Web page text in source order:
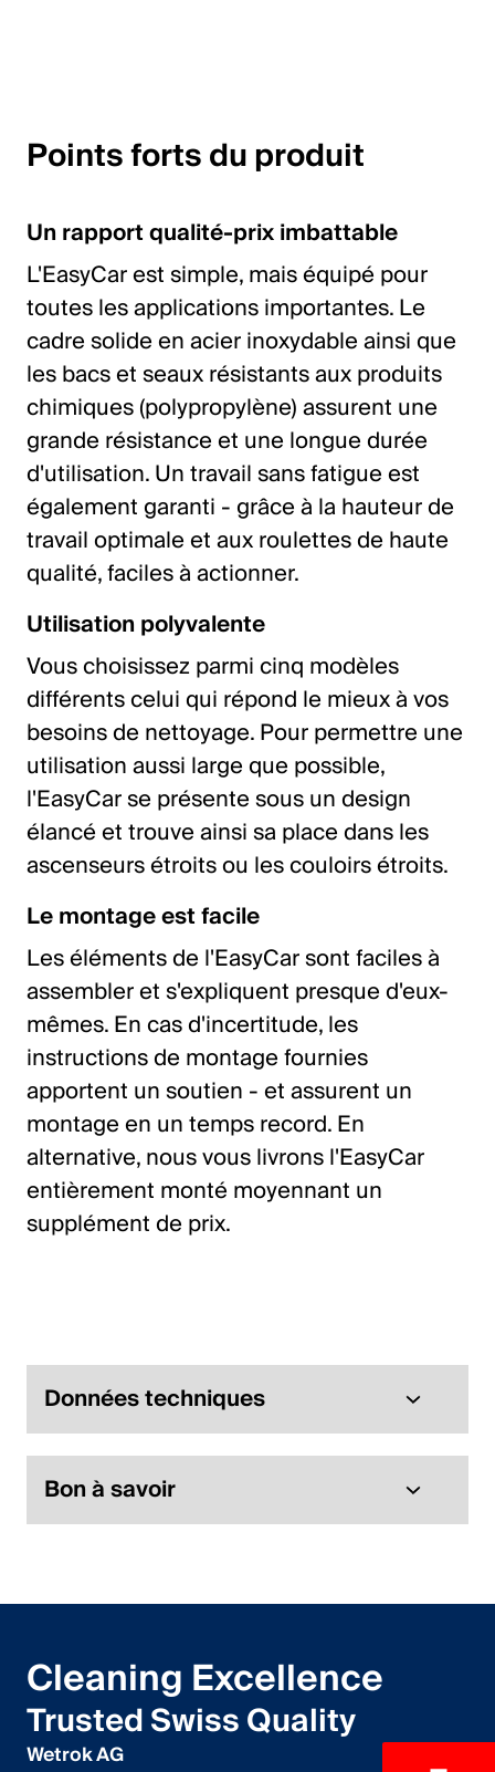
Points forts du produit
Un rapport qualité-prix imbattable
L'EasyCar est simple, mais équipé pour
toutes les applications importantes. Le
cadre solide en acier inoxydable ainsi que
les bacs et seaux résistants aux produits
chimiques (polypropylène) assurent une
grande résistance et une longue durée
d'utilisation. Un travail sans fatigue est
également garanti - grâce à la hauteur de
travail optimale et aux roulettes de haute
qualité, faciles à actionner.
Utilisation polyvalente
Vous choisissez parmi cinq modèles
différents celui qui répond le mieux à vos
besoins de nettoyage. Pour permettre une
utilisation aussi large que possible,
l'EasyCar se présente sous un design
élancé et trouve ainsi sa place dans les
ascenseurs étroits ou les couloirs étroits.
Le montage est facile
Les éléments de l'EasyCar sont faciles à
assembler et s'expliquent presque d'eux-
mêmes. En cas d'incertitude, les
instructions de montage fournies
apportent un soutien - et assurent un
montage en un temps record. En
alternative, nous vous livrons l'EasyCar
entièrement monté moyennant un
supplément de prix.
Données techniques
Bon à savoir
Cleaning Excellence
Trusted Swiss Quality
Wetrok AG